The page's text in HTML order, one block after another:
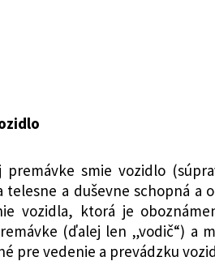
premávke smie vozidlo
telesne a duševne schopná a
vozidla, ktorá je
(ďalej len „vodič“) a
pre vedenie a prevádzku